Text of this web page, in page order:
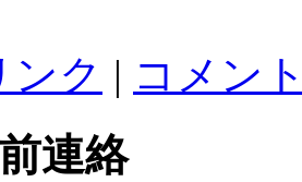
ンク | コメン
連絡